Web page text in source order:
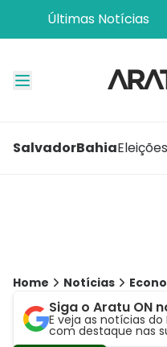
Últimas Notícias
SalvadorBahia
Home Notícias
Siga o Aratu ON
E veja as notícias do
com destaque nas